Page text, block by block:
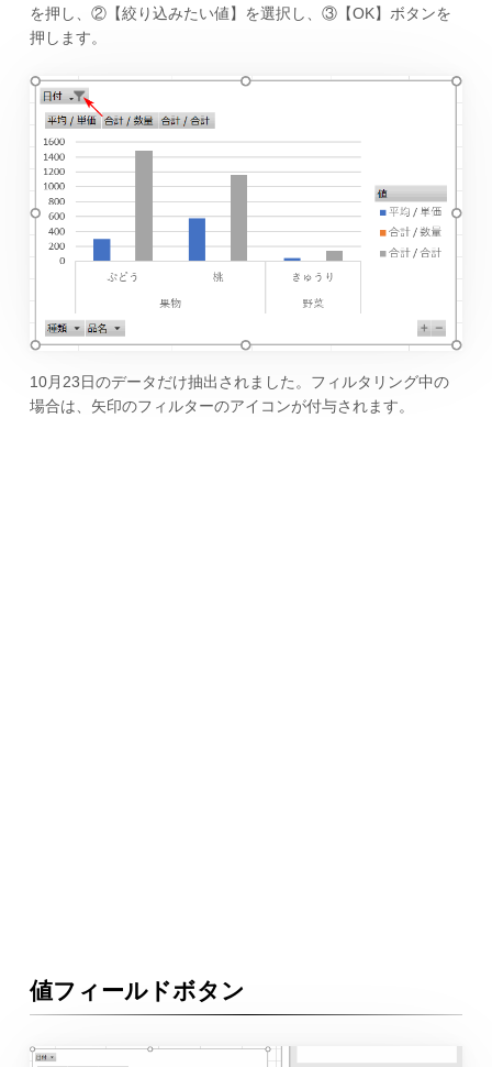
を押し、②【絞り込みたい値】を選択し、③【OK】ボタンを
押します。
10月23日のデータだけ抽出されました。フィルタリング中の
場合は、矢印のフィルターのアイコンが付与されます。
値フィールドボタン